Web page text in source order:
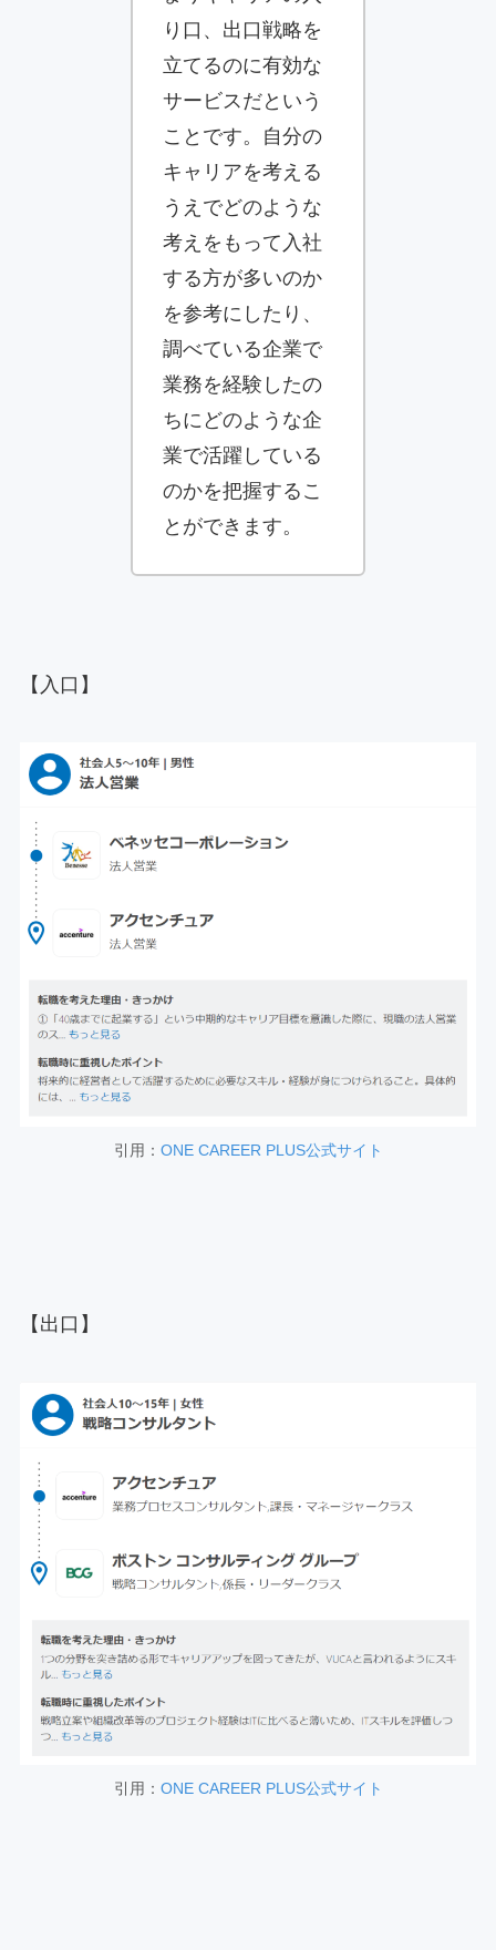
り口、出口戦略を
立てるのに有効な
サービスだという
ことです。自分の
キャリアを考える
うえでどのような
考えをもって入社
する方が多いのか
を参考にしたり、
調べている企業で
業務を経験したの
ちにどのような企
業で活躍している
のかを把握するこ
とができます。
【入口】
引用： ONE CAREER PLUS公式サイト
【出口】
引用： ONE CAREER PLUS公式サイト